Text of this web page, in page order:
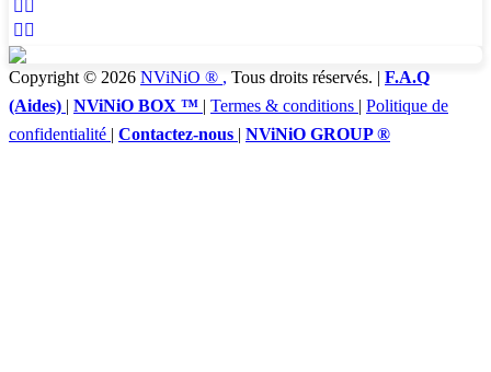
Copyright © 2026 NViNiO ® , Tous droits réservés. | F.A.Q
(Aides) | NViNiO BOX ™ | Termes & conditions | Politique de
confidentialité | Contactez-nous | NViNiO GROUP ®